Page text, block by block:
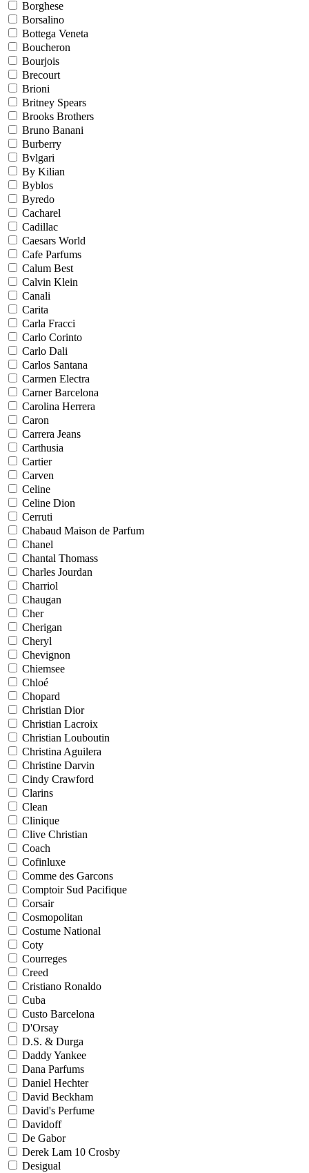
Borghese
Borsalino
Bottega Veneta
Boucheron
Bourjois
Brecourt
Brioni
Britney Spears
Brooks Brothers
Bruno Banani
Burberry
Bvlgari
By Kilian
Byblos
Byredo
Cacharel
Cadillac
Caesars World
Cafe Parfums
Calum Best
Calvin Klein
Canali
Carita
Carla Fracci
Carlo Corinto
Carlo Dali
Carlos Santana
Carmen Electra
Carner Barcelona
Carolina Herrera
Caron
Carrera Jeans
Carthusia
Cartier
Carven
Celine
Celine Dion
Cerruti
Chabaud Maison de Parfum
Chanel
Chantal Thomass
Charles Jourdan
Charriol
Chaugan
Cher
Cherigan
Cheryl
Chevignon
Chiemsee
Chloé
Chopard
Christian Dior
Christian Lacroix
Christian Louboutin
Christina Aguilera
Christine Darvin
Cindy Crawford
Clarins
Clean
Clinique
Clive Christian
Coach
Cofinluxe
Comme des Garcons
Comptoir Sud Pacifique
Corsair
Cosmopolitan
Costume National
Coty
Courreges
Creed
Cristiano Ronaldo
Cuba
Custo Barcelona
D'Orsay
D.S. & Durga
Daddy Yankee
Dana Parfums
Daniel Hechter
David Beckham
David's Perfume
Davidoff
De Gabor
Derek Lam 10 Crosby
Desigual